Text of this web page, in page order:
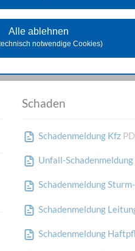
Schaden
Schadenmeldung Kfz
Unfall-Schadenmeldung
Schadenmeldung
Schadenmeldung
Schadenmeldung
analysieren wir das Verhalten und die
in weiterer Folge die zur
genutzt, um Ihnen sowohl auf unserer
passendere Werbung und Inhalte
Alle ablehnen
notwendige Cookies)